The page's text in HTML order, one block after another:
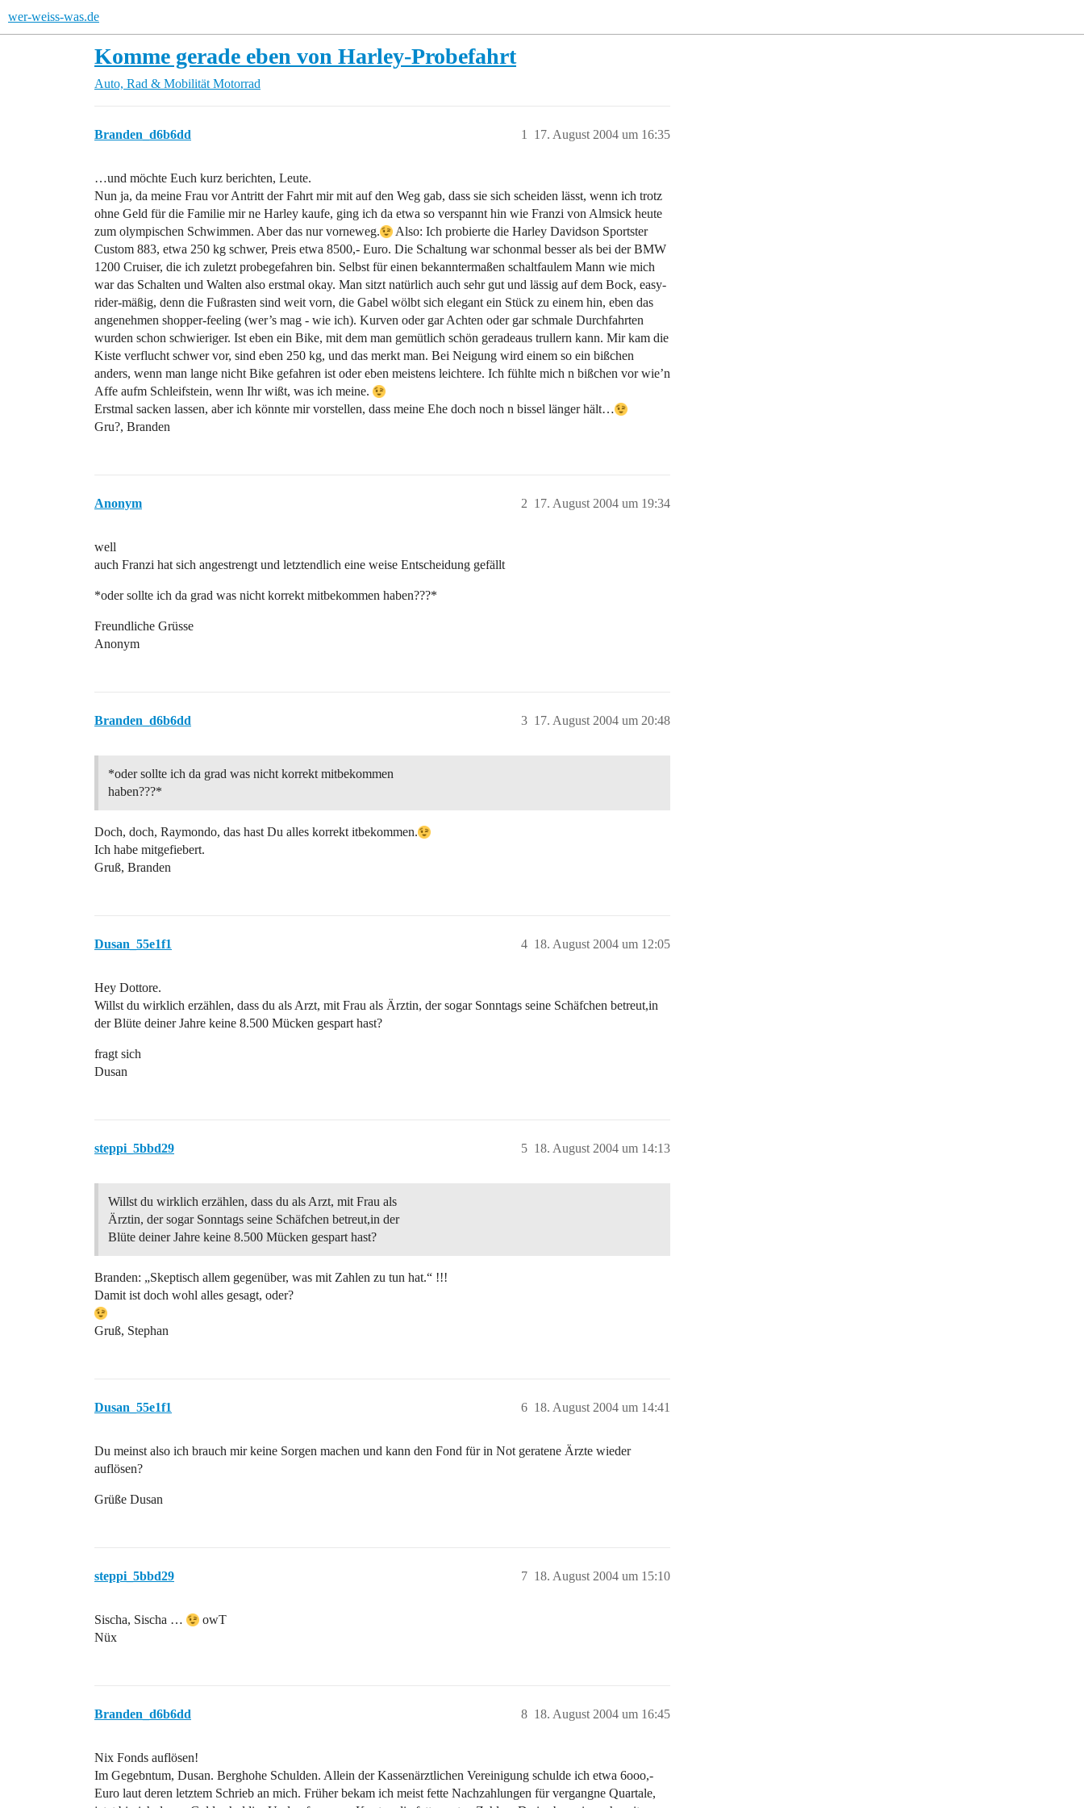
wer-weiss-was.de
Komme gerade eben von Harley-Probefahrt
Auto, Rad & Mobilität Motorrad
Branden_d6b6dd 17. August 2004 um 16:35
1
…und möchte Euch kurz berichten, Leute.
Nun ja, da meine Frau vor Antritt der Fahrt mir mit auf den Weg gab, dass sie sich scheiden lässt, wenn ich trotz
ohne Geld für die Familie mir ne Harley kaufe, ging ich da etwa so verspannt hin wie Franzi von Almsick heute
zum olympischen Schwimmen. Aber das nur vorneweg.
Also: Ich probierte die Harley Davidson Sportster
Custom 883, etwa 250 kg schwer, Preis etwa 8500,- Euro. Die Schaltung war schonmal besser als bei der BMW
1200 Cruiser, die ich zuletzt probegefahren bin. Selbst für einen bekanntermaßen schaltfaulem Mann wie mich
war das Schalten und Walten also erstmal okay. Man sitzt natürlich auch sehr gut und lässig auf dem Bock, easy-
rider-mäßig, denn die Fußrasten sind weit vorn, die Gabel wölbt sich elegant ein Stück zu einem hin, eben das
angenehmen shopper-feeling (wer’s mag - wie ich). Kurven oder gar Achten oder gar schmale Durchfahrten
wurden schon schwieriger. Ist eben ein Bike, mit dem man gemütlich schön geradeaus trullern kann. Mir kam die
Kiste verflucht schwer vor, sind eben 250 kg, und das merkt man. Bei Neigung wird einem so ein bißchen
anders, wenn man lange nicht Bike gefahren ist oder eben meistens leichtere. Ich fühlte mich n bißchen vor wie’n
Affe aufm Schleifstein, wenn Ihr wißt, was ich meine.
Erstmal sacken lassen, aber ich könnte mir vorstellen, dass meine Ehe doch noch n bissel länger hält…
Gru?, Branden
Anonym 17. August 2004 um 19:34
2
well
auch Franzi hat sich angestrengt und letztendlich eine weise Entscheidung gefällt
*oder sollte ich da grad was nicht korrekt mitbekommen haben???*
Freundliche Grüsse
Anonym
Branden_d6b6dd 17. August 2004 um 20:48
3
*oder sollte ich da grad was nicht korrekt mitbekommen
haben???*
Doch, doch, Raymondo, das hast Du alles korrekt itbekommen.
Ich habe mitgefiebert.
Gruß, Branden
Dusan_55e1f1 18. August 2004 um 12:05
4
Hey Dottore.
Willst du wirklich erzählen, dass du als Arzt, mit Frau als Ärztin, der sogar Sonntags seine Schäfchen betreut,in
der Blüte deiner Jahre keine 8.500 Mücken gespart hast?
fragt sich
Dusan
steppi_5bbd29 18. August 2004 um 14:13
5
Willst du wirklich erzählen, dass du als Arzt, mit Frau als
Ärztin, der sogar Sonntags seine Schäfchen betreut,in der
Blüte deiner Jahre keine 8.500 Mücken gespart hast?
Branden: „Skeptisch allem gegenüber, was mit Zahlen zu tun hat.“ !!!
Damit ist doch wohl alles gesagt, oder?
Gruß, Stephan
Dusan_55e1f1 18. August 2004 um 14:41
6
Du meinst also ich brauch mir keine Sorgen machen und kann den Fond für in Not geratene Ärzte wieder
auflösen?
Grüße Dusan
steppi_5bbd29 18. August 2004 um 15:10
7
Sischa, Sischa …
owT
Nüx
Branden_d6b6dd 18. August 2004 um 16:45
8
Nix Fonds auflösen!
Im Gegebntum, Dusan. Berghohe Schulden. Allein der Kassenärztlichen Vereinigung schulde ich etwa 6ooo,-
Euro laut deren letztem Schrieb an mich. Früher bekam ich meist fette Nachzahlungen für vergangne Quartale,